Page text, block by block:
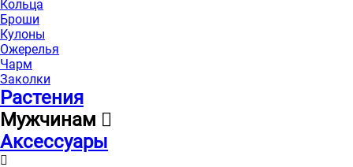
Кольца
Броши
Кулоны
Ожерелья
Чарм
Заколки
Растения
Мужчинам
Аксессуары